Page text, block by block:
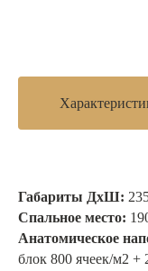
Габариты ДхШ:
Спальное место:
Анатомическое
блок 800 ячеек/м2 +